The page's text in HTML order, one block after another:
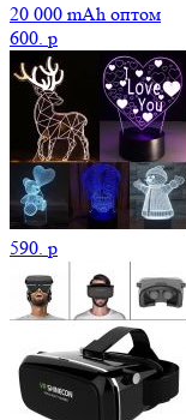
20 000 mAh оптом
600. p
590. p